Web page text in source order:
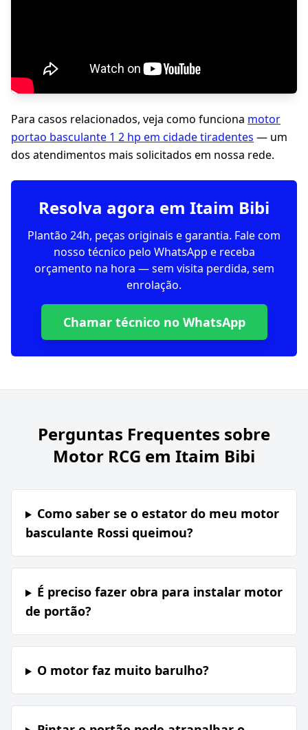
Para casos relacionados, veja como funciona motor
portao basculante 1 2 hp em cidade tiradentes — um
dos atendimentos mais solicitados em nossa rede.
Resolva agora em Itaim Bibi
Plantão 24h, peças originais e garantia. Fale com
nosso técnico pelo WhatsApp e receba
orçamento na hora — sem visita perdida, sem
enrolação.
Chamar técnico no WhatsApp
Perguntas Frequentes sobre
Motor RCG em Itaim Bibi
Como saber se o estator do meu motor
basculante Rossi queimou?
É preciso fazer obra para instalar motor
de portão?
O motor faz muito barulho?